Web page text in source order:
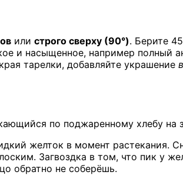
или строго сверху (90°). Берите
и насыщенное, например полный
тарелки, добавляйте украшение
по поджаренному хлебу на
желток в момент растекания.
Загвоздка в том, что пик у
обратно не соберёшь.